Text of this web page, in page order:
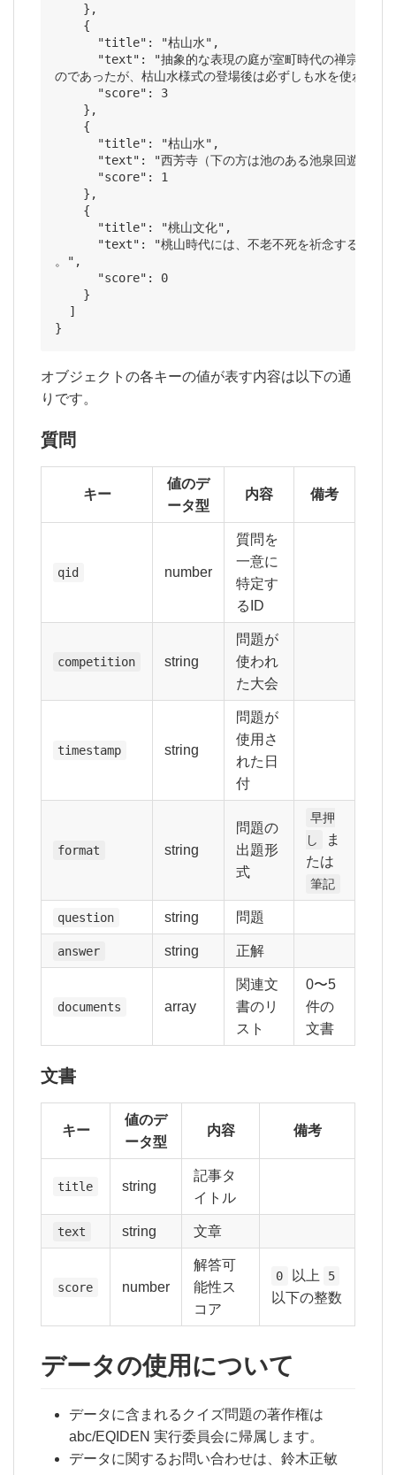
    },
    {
      "title": "枯山水",
"text": "抽象的な表現の庭が室町時代の禅宗寺院で
のであったが、枯山水様式の登場後は必ずしも水を使わな
      "score": 3
    },
    {
      "title": "枯山水",
"text": "西芳寺（下の方は池のある池泉回遊式庭園
      "score": 1
    },
    {
      "title": "桃山文化",
"text": "桃山時代には、不老不死を祈念する鶴・亀
。",
      "score": 0
    }
  ]
}
オブジェクトの各キーの値が表す内容は以下の通
りです。
質問
キー
値のデ
ータ型
内容 備考
qid number
質問を
一意に
特定す
るID
competition string
問題が
使われ
た大会
timestamp string
問題が
使用さ
れた日
付
format string
問題の
出題形
式
早押
し
ま
たは
筆記
question string 問題
answer string 正解
documents array
関連文
書のリ
スト
0〜5
件の
文書
文書
キー
値のデ
ータ型
内容 備考
title string
記事タ
イトル
text string 文章
score number
解答可
能性ス
コア
0 以上 5
以下の整数
データの使用について
データに含まれるクイズ問題の著作権は
abc/EQIDEN 実行委員会に帰属します。
データに関するお問い合わせは、鈴木正敏